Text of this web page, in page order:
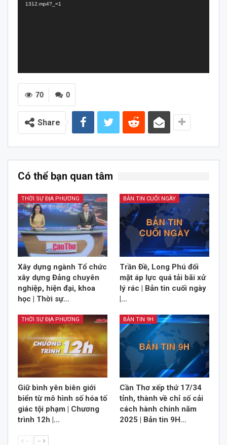
1312.mp4?_=1
0
70
Share
Có thể bạn quan tâm
THỜI SỰ ĐỊA PHƯƠNG
Xây dựng ngành Tổ chức
xây dựng Đảng chuyên
nghiệp, hiện đại, khoa
học | Thời sự…
BẢN TIN CUỐI NGÀY
Trần Đề, Long Phú đối
mặt áp lực quá tải bãi xử
lý rác | Bản tin cuối ngày
|…
THỜI SỰ ĐỊA PHƯƠNG
Giữ bình yên biên giới
biển từ mô hình số hóa tố
giác tội phạm | Chương
trình 12h |…
BẢN TIN 9H
Cần Thơ xếp thứ 17/34
tỉnh, thành về chỉ số cải
cách hành chính năm
2025 | Bản tin 9H…
-- --